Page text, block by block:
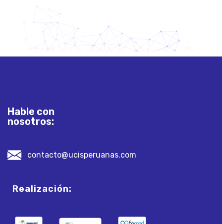
Hable con
nosotros:
contacto@ucisperuanas.com
Realización: